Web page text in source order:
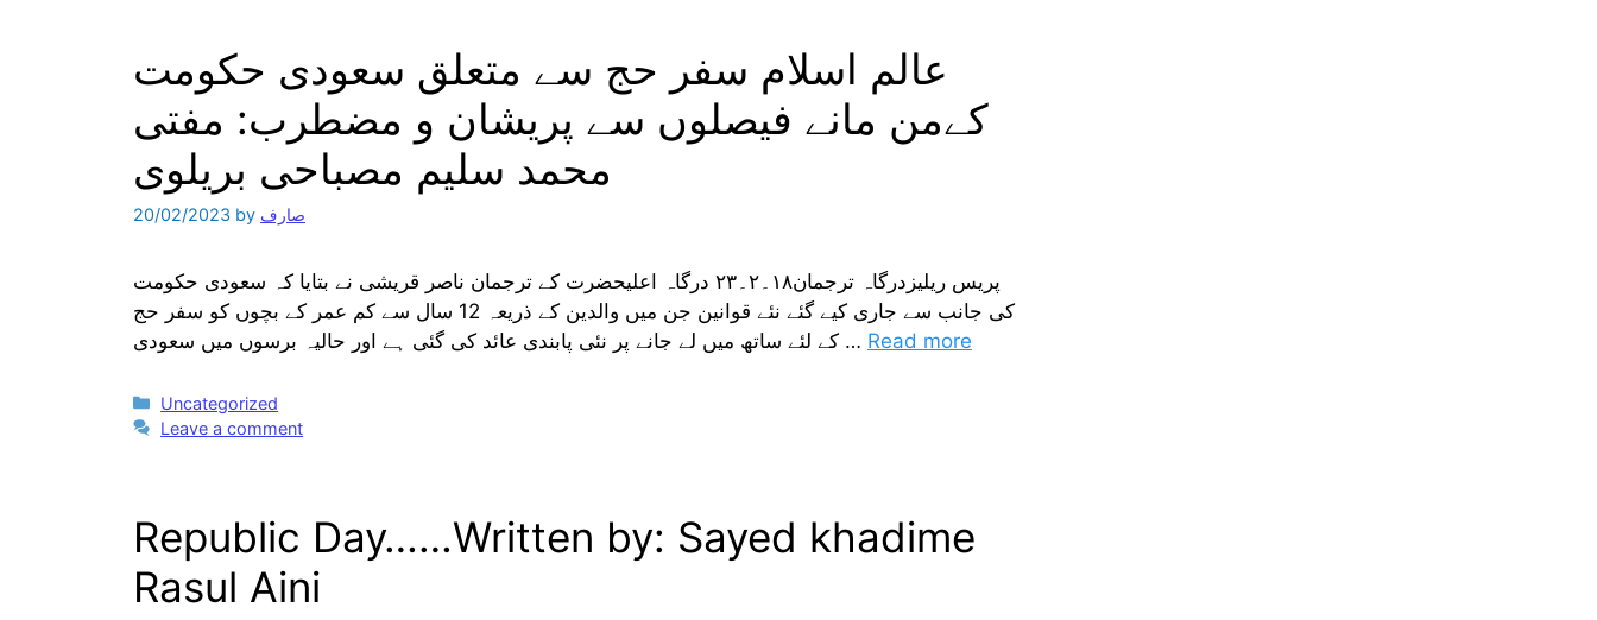
عالم اسلام سفر حج سے متعلق سعودی حکومت
کےمن مانے فیصلوں سے پریشان و مضطرب: مفتی
محمد سلیم مصباحی بریلوی
20/02/2023 by صارف
پریس ریلیزدرگاہ ترجمان۱۸۔۲۔۲۳ درگاہ اعلیحضرت کے ترجمان ناصر قریشی نے بتایا کہ سعودی حکومت
کی جانب سے جاری کیے گئے نئے قوانین جن میں والدین کے ذریعہ 12 سال سے کم عمر کے بچوں کو سفر حج
کے لئے ساتھ میں لے جانے پر نئی پابندی عائد کی گئی ہے اور حالیہ برسوں میں سعودی … Read more
Categories
Uncategorized
Leave a comment
Republic Day……Written by: Sayed khadime
Rasul Aini